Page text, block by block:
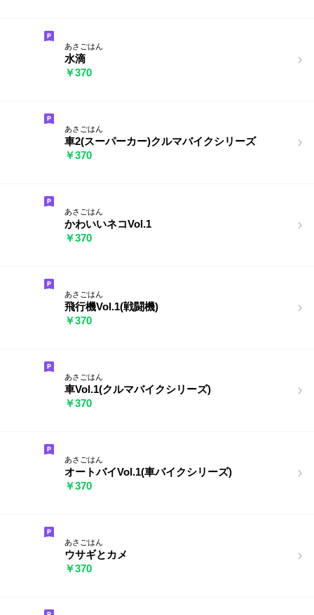
あさごはん
水滴
￥370
あさごはん
車2(スーパーカー)クルマバイクシリーズ
￥370
あさごはん
かわいいネコVol.1
￥370
あさごはん
飛行機Vol.1(戦闘機)
￥370
あさごはん
車Vol.1(クルマバイクシリーズ)
￥370
あさごはん
オートバイVol.1(車バイクシリーズ)
￥370
あさごはん
ウサギとカメ
￥370